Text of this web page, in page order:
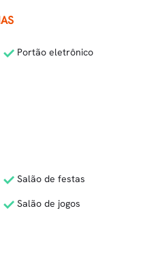
Portão eletrônico
Salão de festas
Salão de jogos